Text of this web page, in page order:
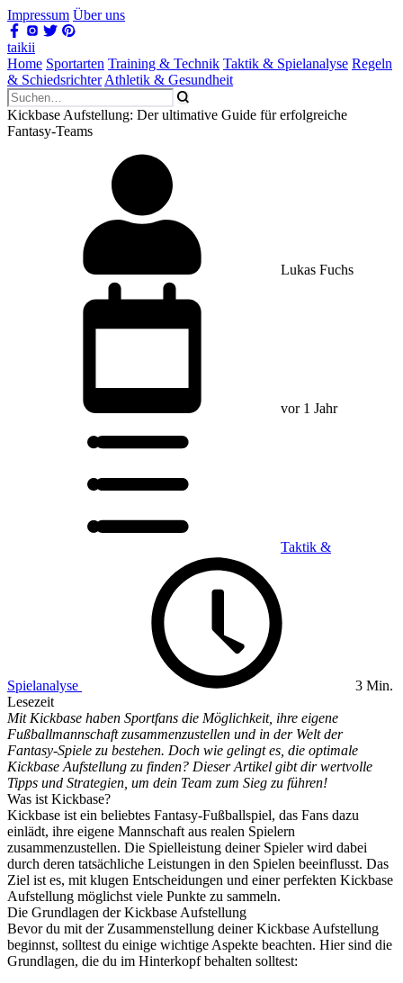
Impressum Über uns
taikii
Home Sportarten Training & Technik Taktik & Spielanalyse Regeln
& Schiedsrichter Athletik & Gesundheit
Kickbase Aufstellung: Der ultimative Guide für erfolgreiche
Fantasy-Teams
Lukas Fuchs
vor 1 Jahr
Taktik &
Spielanalyse
3 Min.
Lesezeit
Mit Kickbase haben Sportfans die Möglichkeit, ihre eigene
Fußballmannschaft zusammenzustellen und in der Welt der
Fantasy-Spiele zu bestehen. Doch wie gelingt es, die optimale
Kickbase Aufstellung zu finden? Dieser Artikel gibt dir wertvolle
Tipps und Strategien, um dein Team zum Sieg zu führen!
Was ist Kickbase?
Kickbase ist ein beliebtes Fantasy-Fußballspiel, das Fans dazu
einlädt, ihre eigene Mannschaft aus realen Spielern
zusammenzustellen. Die Spielleistung deiner Spieler wird dabei
durch deren tatsächliche Leistungen in den Spielen beeinflusst. Das
Ziel ist es, mit klugen Entscheidungen und einer perfekten Kickbase
Aufstellung möglichst viele Punkte zu sammeln.
Die Grundlagen der Kickbase Aufstellung
Bevor du mit der Zusammenstellung deiner Kickbase Aufstellung
beginnst, solltest du einige wichtige Aspekte beachten. Hier sind die
Grundlagen, die du im Hinterkopf behalten solltest: